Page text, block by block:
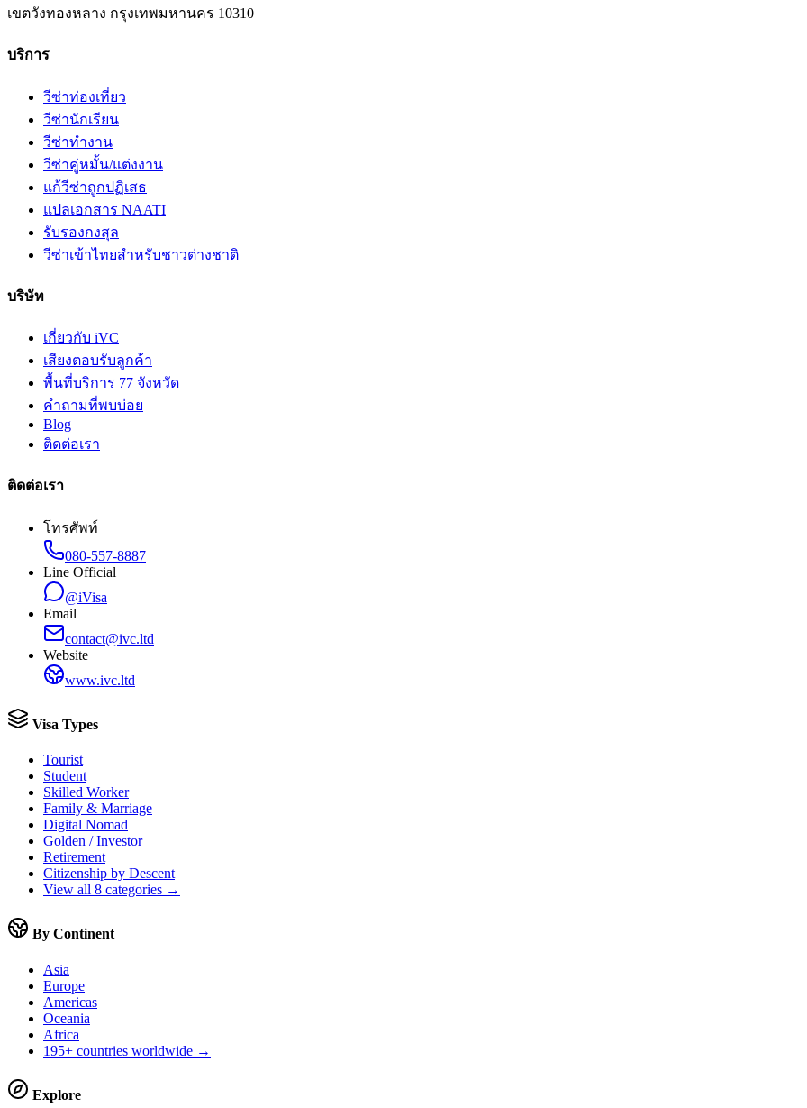
เขตวังทองหลาง กรุงเทพมหานคร 10310
บริการ
วีซ่าท่องเที่ยว
วีซ่านักเรียน
วีซ่าทำงาน
วีซ่าคู่หมั้น/แต่งงาน
แก้วีซ่าถูกปฏิเสธ
แปลเอกสาร NAATI
รับรองกงสุล
วีซ่าเข้าไทยสำหรับชาวต่างชาติ
บริษัท
เกี่ยวกับ iVC
เสียงตอบรับลูกค้า
พื้นที่บริการ 77 จังหวัด
คำถามที่พบบ่อย
Blog
ติดต่อเรา
ติดต่อเรา
โทรศัพท์
080-557-8887
Line Official
@iVisa
Email
contact@ivc.ltd
Website
www.ivc.ltd
Visa Types
Tourist
Student
Skilled Worker
Family & Marriage
Digital Nomad
Golden / Investor
Retirement
Citizenship by Descent
View all 8 categories →
By Continent
Asia
Europe
Americas
Oceania
Africa
195+ countries worldwide →
Explore